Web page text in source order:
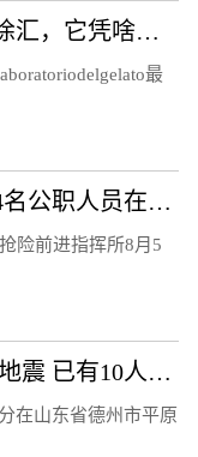
风靡纽约的冰淇淋实验室入驻徐汇，它凭啥俘获“中国胃”？
最
河南你早丨舒兰常务副市长等4名公职人员在抗洪抢险中失联；山东平原县发生5.5级地震；河南开打国产带状疱疹疫苗
险前进指挥所8月5
山东省德州市平原县发生5.5级地震 已有10人受轻微伤
在山东省德州市平原